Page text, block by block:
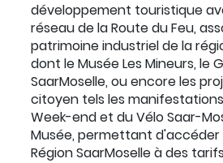
développement touristique
réseau de la Route du Feu,
patrimoine industriel de la
dont le Musée Les Mineurs, le
SaarMoselle, ou encore les
citoyen tels les
Week-end et du Vélo Saar-
Musée, permettant d'accéder
Région SaarMoselle à des